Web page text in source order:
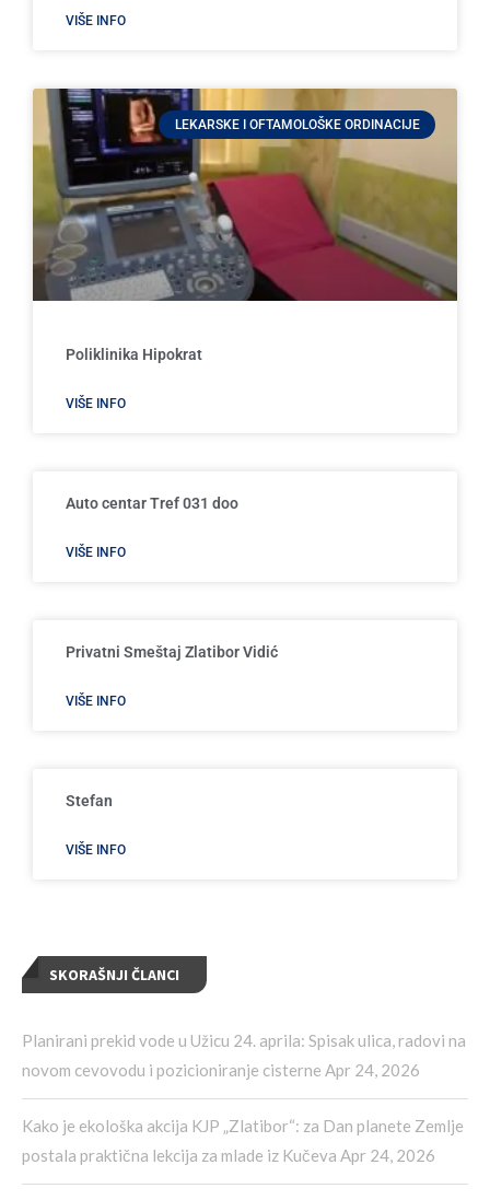
VIŠE INFO
LEKARSKE I OFTAMOLOŠKE ORDINACIJE
Poliklinika Hipokrat
VIŠE INFO
Auto centar Tref 031 doo
VIŠE INFO
Privatni Smeštaj Zlatibor Vidić
VIŠE INFO
Stefan
VIŠE INFO
SKORAŠNJI ČLANCI
Planirani prekid vode u Užicu 24. aprila: Spisak ulica, radovi na
novom cevovodu i pozicioniranje cisterne Apr 24, 2026
Kako je ekološka akcija KJP „Zlatibor“: za Dan planete Zemlje
postala praktična lekcija za mlade iz Kučeva Apr 24, 2026